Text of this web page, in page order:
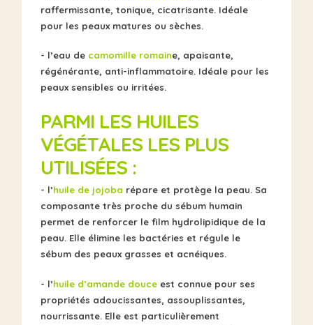
raffermissante, tonique, cicatrisante. Idéale
pour les peaux matures ou sèches.
- l’eau de camomille romaine, apaisante,
régénérante, anti-inflammatoire. Idéale pour les
peaux sensibles ou irritées.
PARMI LES HUILES
VÉGÉTALES LES PLUS
UTILISÉES :
- l’huile de jojoba répare et protège la peau. Sa
composante très proche du sébum humain
permet de renforcer le film hydrolipidique de la
peau. Elle élimine les bactéries et régule le
sébum des peaux grasses et acnéiques.
- l’huile d’amande douce est connue pour ses
propriétés adoucissantes, assouplissantes,
nourrissante. Elle est particulièrement